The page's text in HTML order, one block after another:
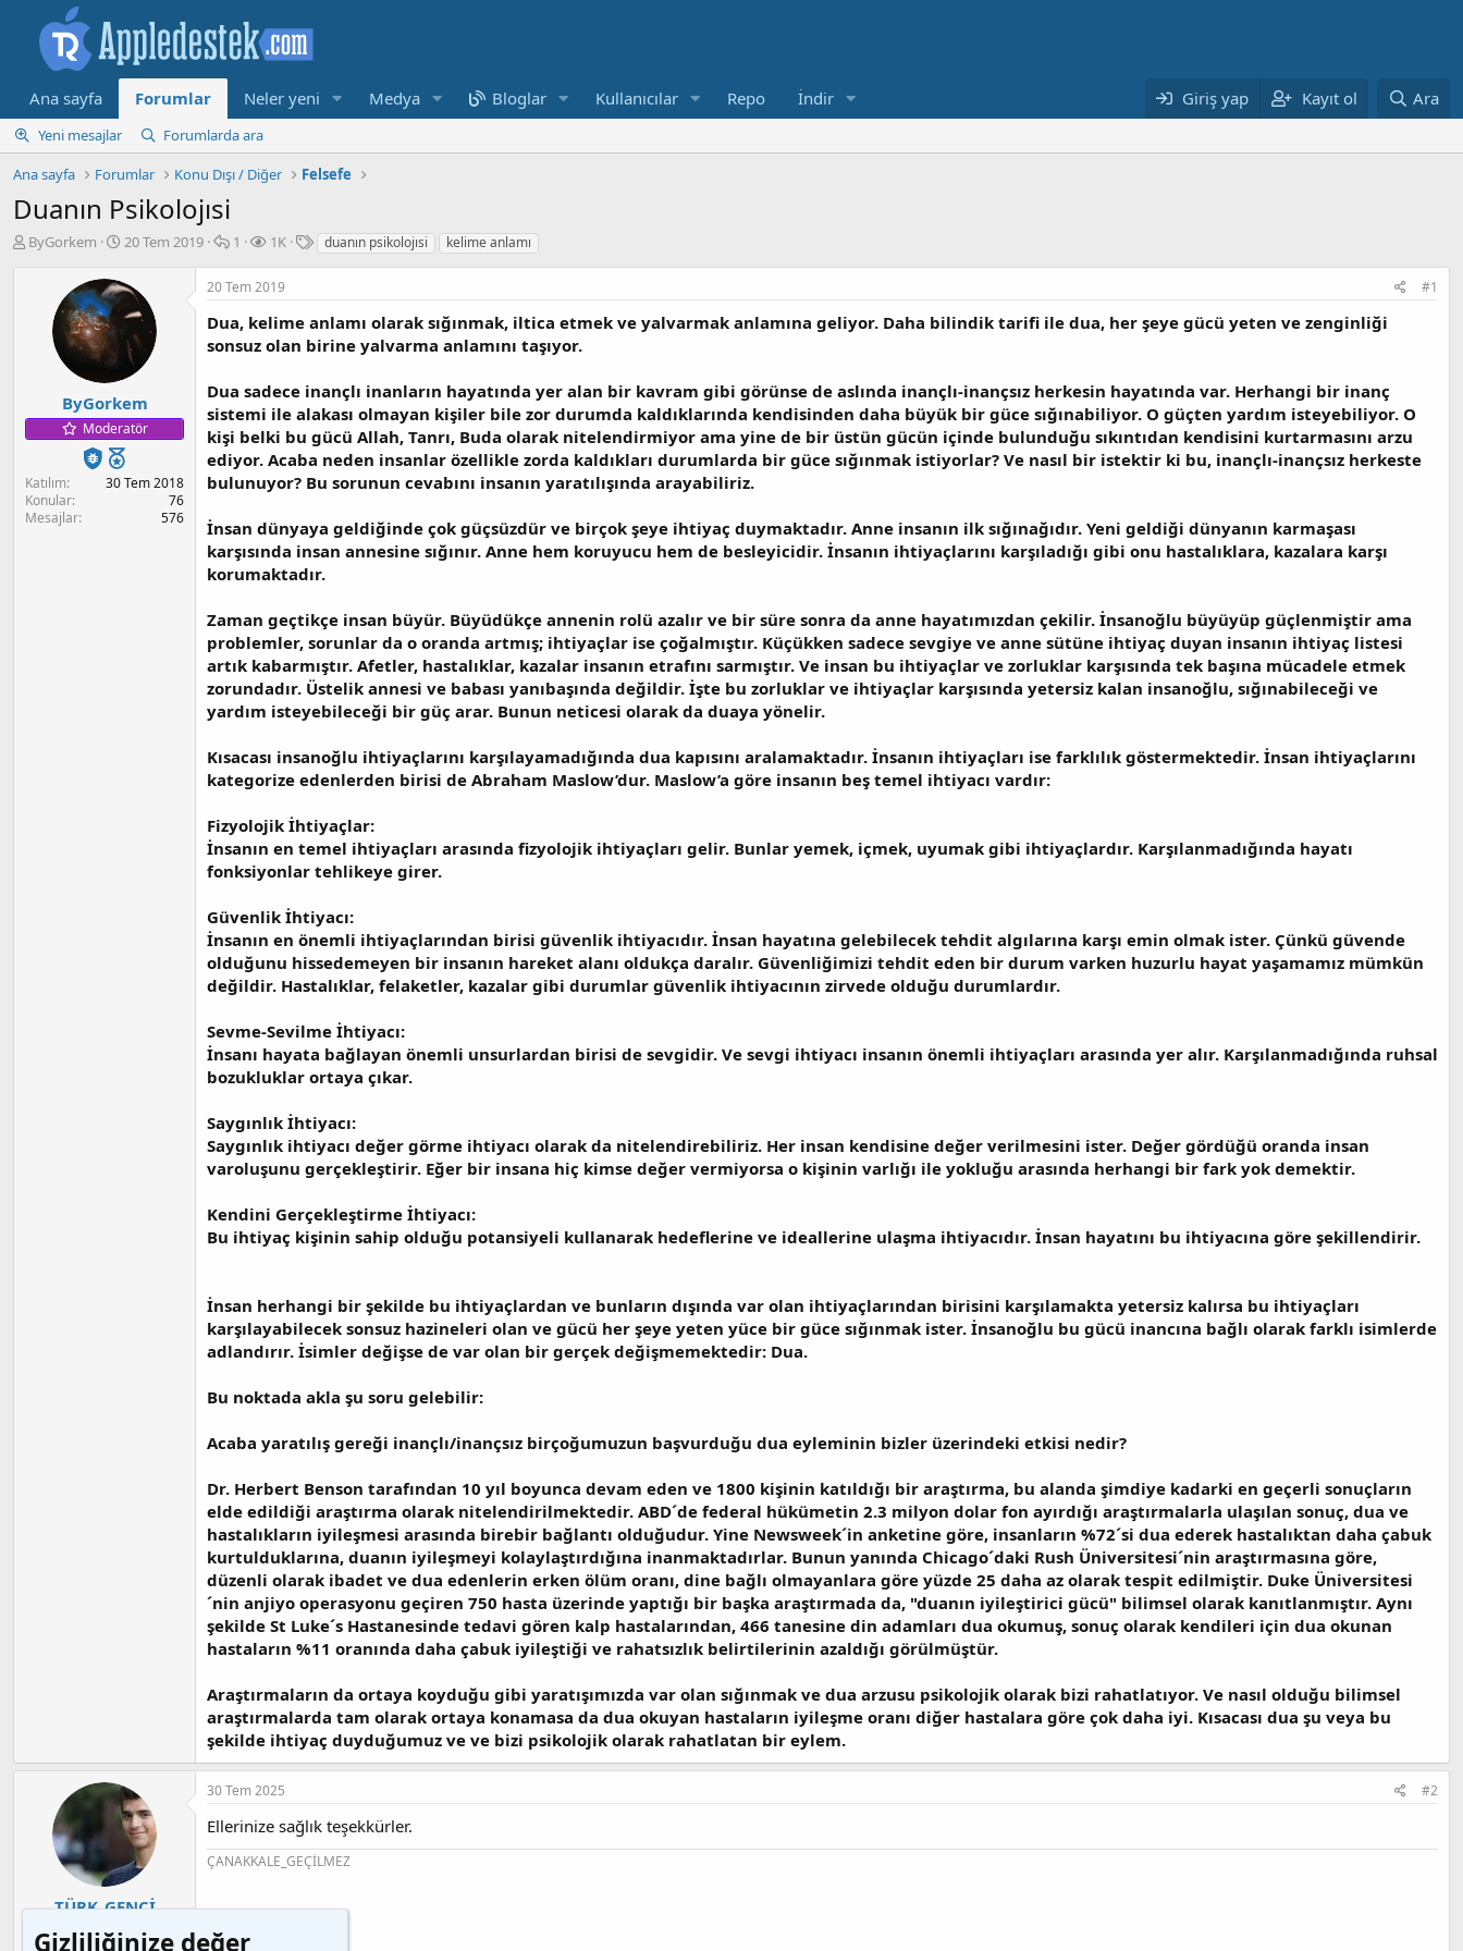
Ana sayfa Forumlar Neler yeni Medya Bloglar Kullanıcılar Repo İndir Giriş yap Kayıt ol Ara
Yeni mesajlar
Forumlarda ara
Ana sayfa
Forumlar Konu Dışı / Diğer Felsefe
Duanın Psikolojısi
K
ş
l
t
a
n
ByGorkem
B
ş
a
n
g
ı
ç
t
a
r
i
20 Tem 2019
M
s
j
1
G
r
n
t
ü
e
m
e
1K
E
e
t
l
r
duanın psikolojısi kelime anlamı
ByGorkem
Moderatör
Katılım
30 Tem 2018
Konular
76
Mesajlar
576
20 Tem 2019 #1
Dua, kelime anlamı olarak sığınmak, iltica etmek ve yalvarmak anlamına geliyor. Daha bilindik tarifi ile dua, her şeye gücü yeten ve zenginliği
sonsuz olan birine yalvarma anlamını taşıyor.
Dua sadece inançlı inanların hayatında yer alan bir kavram gibi görünse de aslında inançlı-inançsız herkesin hayatında var. Herhangi bir inanç
sistemi ile alakası olmayan kişiler bile zor durumda kaldıklarında kendisinden daha büyük bir güce sığınabiliyor. O güçten yardım isteyebiliyor. O
kişi belki bu gücü Allah, Tanrı, Buda olarak nitelendirmiyor ama yine de bir üstün gücün içinde bulunduğu sıkıntıdan kendisini kurtarmasını arzu
ediyor. Acaba neden insanlar özellikle zorda kaldıkları durumlarda bir güce sığınmak istiyorlar? Ve nasıl bir istektir ki bu, inançlı-inançsız herkeste
bulunuyor? Bu sorunun cevabını insanın yaratılışında arayabiliriz.
İnsan dünyaya geldiğinde çok güçsüzdür ve birçok şeye ihtiyaç duymaktadır. Anne insanın ilk sığınağıdır. Yeni geldiği dünyanın karmaşası
karşısında insan annesine sığınır. Anne hem koruyucu hem de besleyicidir. İnsanın ihtiyaçlarını karşıladığı gibi onu hastalıklara, kazalara karşı
korumaktadır.
Zaman geçtikçe insan büyür. Büyüdükçe annenin rolü azalır ve bir süre sonra da anne hayatımızdan çekilir. İnsanoğlu büyüyüp güçlenmiştir ama
problemler, sorunlar da o oranda artmış; ihtiyaçlar ise çoğalmıştır. Küçükken sadece sevgiye ve anne sütüne ihtiyaç duyan insanın ihtiyaç listesi
artık kabarmıştır. Afetler, hastalıklar, kazalar insanın etrafını sarmıştır. Ve insan bu ihtiyaçlar ve zorluklar karşısında tek başına mücadele etmek
zorundadır. Üstelik annesi ve babası yanıbaşında değildir. İşte bu zorluklar ve ihtiyaçlar karşısında yetersiz kalan insanoğlu, sığınabileceği ve
yardım isteyebileceği bir güç arar. Bunun neticesi olarak da duaya yönelir.
Kısacası insanoğlu ihtiyaçlarını karşılayamadığında dua kapısını aralamaktadır. İnsanın ihtiyaçları ise farklılık göstermektedir. İnsan ihtiyaçlarını
kategorize edenlerden birisi de Abraham Maslow’dur. Maslow’a göre insanın beş temel ihtiyacı vardır:
Fizyolojik İhtiyaçlar:
İnsanın en temel ihtiyaçları arasında fizyolojik ihtiyaçları gelir. Bunlar yemek, içmek, uyumak gibi ihtiyaçlardır. Karşılanmadığında hayatı
fonksiyonlar tehlikeye girer.
Güvenlik İhtiyacı:
İnsanın en önemli ihtiyaçlarından birisi güvenlik ihtiyacıdır. İnsan hayatına gelebilecek tehdit algılarına karşı emin olmak ister. Çünkü güvende
olduğunu hissedemeyen bir insanın hareket alanı oldukça daralır. Güvenliğimizi tehdit eden bir durum varken huzurlu hayat yaşamamız mümkün
değildir. Hastalıklar, felaketler, kazalar gibi durumlar güvenlik ihtiyacının zirvede olduğu durumlardır.
Sevme-Sevilme İhtiyacı:
İnsanı hayata bağlayan önemli unsurlardan birisi de sevgidir. Ve sevgi ihtiyacı insanın önemli ihtiyaçları arasında yer alır. Karşılanmadığında ruhsal
bozukluklar ortaya çıkar.
Saygınlık İhtiyacı:
Saygınlık ihtiyacı değer görme ihtiyacı olarak da nitelendirebiliriz. Her insan kendisine değer verilmesini ister. Değer gördüğü oranda insan
varoluşunu gerçekleştirir. Eğer bir insana hiç kimse değer vermiyorsa o kişinin varlığı ile yokluğu arasında herhangi bir fark yok demektir.
Kendini Gerçekleştirme İhtiyacı:
Bu ihtiyaç kişinin sahip olduğu potansiyeli kullanarak hedeflerine ve ideallerine ulaşma ihtiyacıdır. İnsan hayatını bu ihtiyacına göre şekillendirir.
İnsan herhangi bir şekilde bu ihtiyaçlardan ve bunların dışında var olan ihtiyaçlarından birisini karşılamakta yetersiz kalırsa bu ihtiyaçları
karşılayabilecek sonsuz hazineleri olan ve gücü her şeye yeten yüce bir güce sığınmak ister. İnsanoğlu bu gücü inancına bağlı olarak farklı isimlerde
adlandırır. İsimler değişse de var olan bir gerçek değişmemektedir: Dua.
Bu noktada akla şu soru gelebilir:
Acaba yaratılış gereği inançlı/inançsız birçoğumuzun başvurduğu dua eyleminin bizler üzerindeki etkisi nedir?
Dr. Herbert Benson tarafından 10 yıl boyunca devam eden ve 1800 kişinin katıldığı bir araştırma, bu alanda şimdiye kadarki en geçerli sonuçların
elde edildiği araştırma olarak nitelendirilmektedir. ABD´de federal hükümetin 2.3 milyon dolar fon ayırdığı araştırmalarla ulaşılan sonuç, dua ve
hastalıkların iyileşmesi arasında birebir bağlantı olduğudur. Yine Newsweek´in anketine göre, insanların %72´si dua ederek hastalıktan daha çabuk
kurtulduklarına, duanın iyileşmeyi kolaylaştırdığına inanmaktadırlar. Bunun yanında Chicago´daki Rush Üniversitesi´nin araştırmasına göre,
düzenli olarak ibadet ve dua edenlerin erken ölüm oranı, dine bağlı olmayanlara göre yüzde 25 daha az olarak tespit edilmiştir. Duke Üniversitesi
´nin anjiyo operasyonu geçiren 750 hasta üzerinde yaptığı bir başka araştırmada da, "duanın iyileştirici gücü" bilimsel olarak kanıtlanmıştır. Aynı
şekilde St Luke´s Hastanesinde tedavi gören kalp hastalarından, 466 tanesine din adamları dua okumuş, sonuç olarak kendileri için dua okunan
hastaların %11 oranında daha çabuk iyileştiği ve rahatsızlık belirtilerinin azaldığı görülmüştür.
Araştırmaların da ortaya koyduğu gibi yaratışımızda var olan sığınmak ve dua arzusu psikolojik olarak bizi rahatlatıyor. Ve nasıl olduğu bilimsel
araştırmalarda tam olarak ortaya konamasa da dua okuyan hastaların iyileşme oranı diğer hastalara göre çok daha iyi. Kısacası dua şu veya bu
şekilde ihtiyaç duyduğumuz ve ve bizi psikolojik olarak rahatlatan bir eylem.
TÜRK_GENCİ
Apple Sever
30 Tem 2025 #2
Ellerinize sağlık teşekkürler.
ÇANAKKALE_GEÇİLMEZ
Gizliliğinize değer